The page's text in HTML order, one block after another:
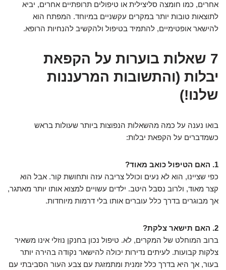
אחרים, כמו חומצה סליצילית או טיפולים תרופתיים אחרים, יביא
לתוצאות טובות יותר במקרים עקשניים במיוחד. המפתח הוא
להישאר אופטימיים, להתמיד בטיפול ולהקשיב להנחיות הרופא.
7 שאלות בוערות על הקפאת
יבלות (והתשובות המרעננות
שלנו!)
בואו נענה על כמה מהשאלות הנפוצות ביותר שעולות בראש
כשמדברים על הקפאת יבלות:
1. האם הטיפול כואב מאוד?
כפי שציינו, הוא לא נעים וכולל צריבה עזה ותחושת קור. אבל הוא
קצר מאוד, ולרוב נסבל היטב. ילדים עשויים למצוא אותו יותר מאתגר,
אך מבוגרים בדרך כלל עוברים אותו בלי דרמות מיוחדות.
2. האם תישאר צלקת?
ברוב המוחלט של המקרים, לא. טיפול נכון בחנקן נוזלי אינו משאיר
צלקות קבועות. לעיתים נדירות יכולה להישאר נקודה בהירה יותר
בעור, אך היא בדרך כלל זמנית ומתמזגת עם צבע העור הסביבתי עם